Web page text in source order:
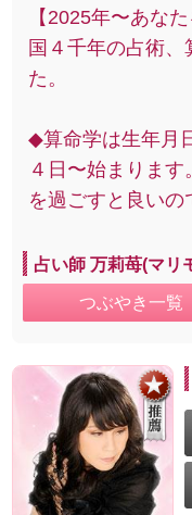
【2025年〜あな
国４千年の占術、
た。
◆算命学は生年月
４日〜始まりま
を過ごすと良いの
占い師 万莉苺(マリ
つぶやき一覧